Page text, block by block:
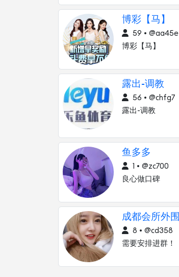
博彩【马】
59 • @aa45e
博彩【马】
露出-调教
56 • @chfg7
露出-调教
鱼多多
1 • @zc700
良心做口碑
成都会所外
8 • @cd358
需要安排进群！